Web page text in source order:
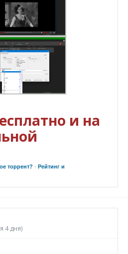
и на
торрент? ·Рейтинг и
4 дня)